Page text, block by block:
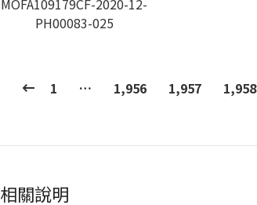
MOFA109179CF-2020-12-
PH00083-025
1 … 1,956 1,957 1,958
相關說明